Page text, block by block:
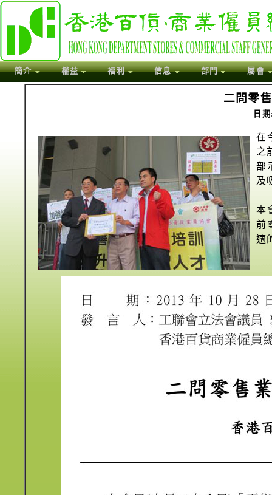
簡介 權益 福利 信息 部門 屬會
二問零
日
在
之
部
及
本
前
適